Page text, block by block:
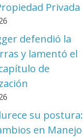
Privada
defendió la
y lamentó el
de
su postura:
en Manejo